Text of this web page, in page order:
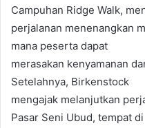
Campuhan Ridge Walk,
perjalanan menenangkan
mana peserta dapat
merasakan kenyamanan
Setelahnya, Birkenstock
mengajak melanjutkan
Pasar Seni Ubud, tempat di